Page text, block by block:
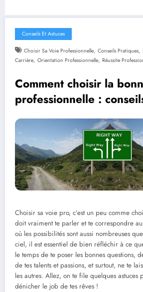
Conseils Et Astuces
Choisir Sa Voie Professionnelle, Conseils Pratiques,
Carrière, Orientation Professionnelle, Réussite
Comment choisir la
professionnelle :
Choisir sa voie pro, c’est un peu comme
doit vraiment te parler et te correspondre
où les possibilités sont aussi nombreuses
ciel, il est essentiel de bien réfléchir à ce
le temps de te poser les bonnes questions,
de tes talents et passions, et surtout, ne te
les autres. Allez, on te file quelques astuces
dénicher le job de tes rêves !